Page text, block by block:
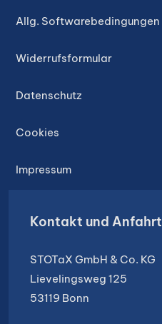
Allg. Softwarebedingungen
Widerrufsformular
Datenschutz
Cookies
Impressum
Kontakt und Anfahrt
STOTaX GmbH & Co. KG
Lievelingsweg 125
53119 Bonn